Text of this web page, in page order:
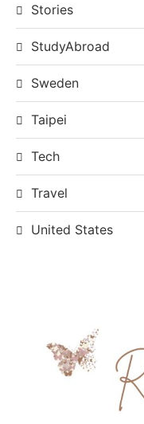
Stories
StudyAbroad
Sweden
Taipei
Tech
Travel
United States